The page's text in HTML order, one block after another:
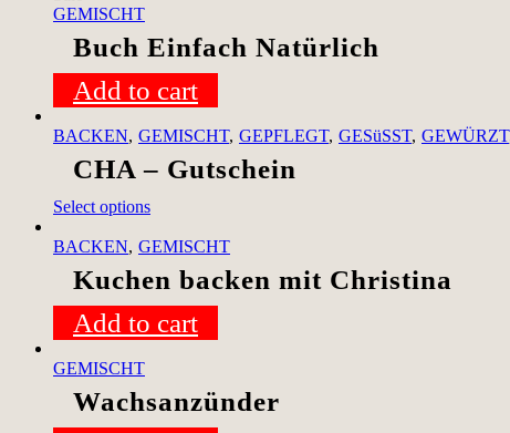
GEMISCHT
Buch Einfach Natürlich
Add to cart
BACKEN GEMISCHT GEPFLEGT GESüSST GEWÜRZT
CHA – Gutschein
Select options
BACKEN GEMISCHT
Kuchen backen mit Christina
Add to cart
GEMISCHT
Wachsanzünder